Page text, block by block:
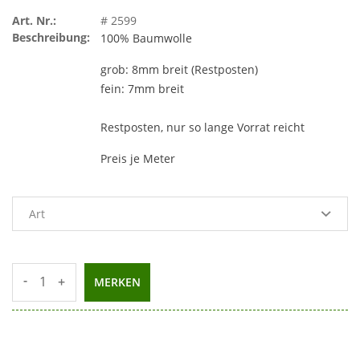
Art. Nr.:
# 2599
Beschreibung:
100% Baumwolle
grob: 8mm breit (Restposten)
fein: 7mm breit
Restposten, nur so lange Vorrat reicht
Preis je Meter
- + MERKEN